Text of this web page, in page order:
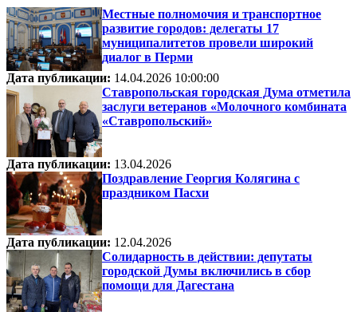
Местные полномочия и транспортное
развитие городов: делегаты 17
муниципалитетов провели широкий
диалог в Перми
Дата публикации: 14.04.2026 10:00:00
Ставропольская городская Дума отметила
заслуги ветеранов «Молочного комбината
«Ставропольский»
Дата публикации: 13.04.2026
Поздравление Георгия Колягина с
праздником Пасхи
Дата публикации: 12.04.2026
Солидарность в действии: депутаты
городской Думы включились в сбор
помощи для Дагестана